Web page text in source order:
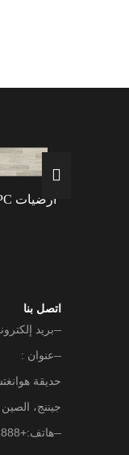
أرضيات SPC
اتصل بنا
بريد
عنوان :
حديقة
جيننج، الصين
هاتف:+865377978558+8619005477888